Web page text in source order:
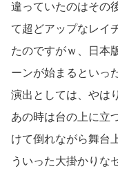
違っていたのはその
て超どアップなレイ
たのですがｗ、日本
ーンが始まるといっ
演出としては、やは
あの時は台の上に立
けて倒れながら舞台
ういった大掛かりな